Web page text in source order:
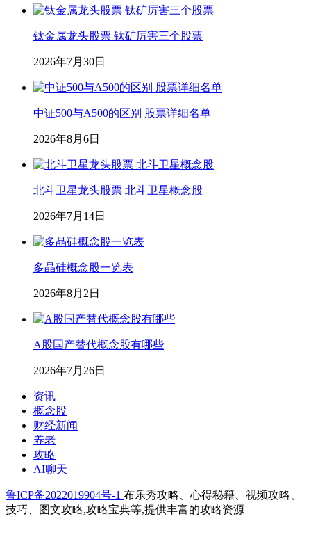
钛金属龙头股票 钛矿厉害三个股票
2026年7月30日
中证500与A500的区别 股票详细名单
2026年8月6日
北斗卫星龙头股票 北斗卫星概念股
2026年7月14日
多晶硅概念股一览表
2026年8月2日
A股国产替代概念股有哪些
2026年7月26日
资讯
概念股
财经新闻
养老
攻略
AI聊天
鲁ICP备2022019904号-1 布乐秀攻略、心得秘籍、视频攻略、
技巧、图文攻略,攻略宝典等,提供丰富的攻略资源